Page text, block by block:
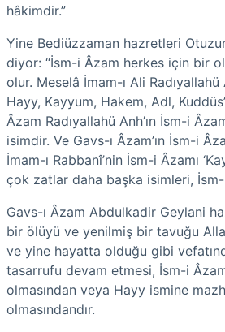
hâkimdir.”
Yine Bediüzzaman hazretleri
diyor: “İsm-i Âzam herkes için bir
olur. Meselâ İmam-ı Ali Radıyallahü
Hayy, Kayyum, Hakem, Adl,
Âzam Radıyallahü Anh’ın İsm-i
isimdir. Ve Gavs-ı Âzam’ın İsm-i
İmam-ı Rabbanî’nin İsm-i Âzamı
çok zatlar daha başka isimleri,
Gavs-ı Âzam Abdulkadir Geylani
bir ölüyü ve yenilmiş bir tavuğu
ve yine hayatta olduğu gibi
tasarrufu devam etmesi, İsm-i
olmasından veya Hayy ismine
olmasındandır.